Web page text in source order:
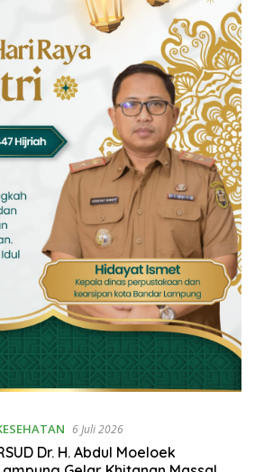
6 Juli 2026
Dr. H. Abdul Moeloek